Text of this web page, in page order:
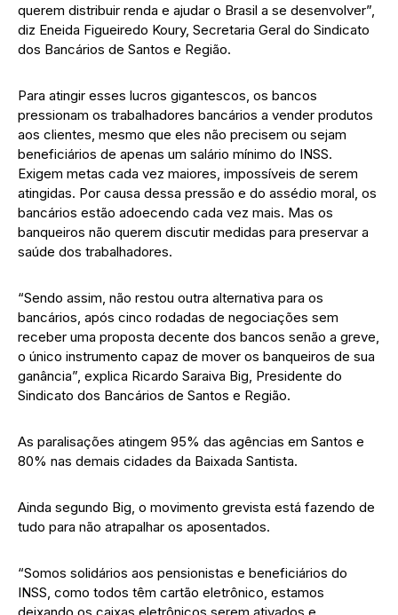
querem distribuir renda e ajudar o Brasil a se desenvolver”,
diz Eneida Figueiredo Koury, Secretaria Geral do Sindicato
dos Bancários de Santos e Região.
Para atingir esses lucros gigantescos, os bancos
pressionam os trabalhadores bancários a vender produtos
aos clientes, mesmo que eles não precisem ou sejam
beneficiários de apenas um salário mínimo do INSS.
Exigem metas cada vez maiores, impossíveis de serem
atingidas. Por causa dessa pressão e do assédio moral, os
bancários estão adoecendo cada vez mais. Mas os
banqueiros não querem discutir medidas para preservar a
saúde dos trabalhadores.
“Sendo assim, não restou outra alternativa para os
bancários, após cinco rodadas de negociações sem
receber uma proposta decente dos bancos senão a greve,
o único instrumento capaz de mover os banqueiros de sua
ganância”, explica Ricardo Saraiva Big, Presidente do
Sindicato dos Bancários de Santos e Região.
As paralisações atingem 95% das agências em Santos e
80% nas demais cidades da Baixada Santista.
Ainda segundo Big, o movimento grevista está fazendo de
tudo para não atrapalhar os aposentados.
“Somos solidários aos pensionistas e beneficiários do
INSS, como todos têm cartão eletrônico, estamos